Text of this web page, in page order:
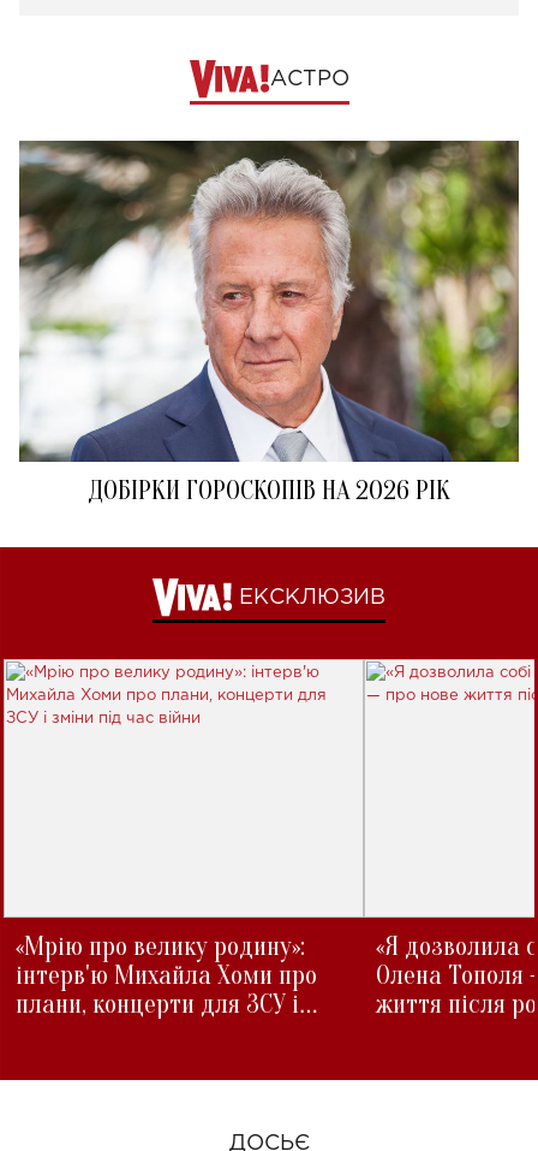
АСТРО
ДОБІРКИ ГОРОСКОПІВ НА 2026 РІК
ЕКСКЛЮЗИВ
«Мрію про велику родину»:
інтерв'ю Михайла Хоми про
плани, концерти для ЗСУ і
«Я дозволила
Олена Тополя
життя після
ДОСЬЄ